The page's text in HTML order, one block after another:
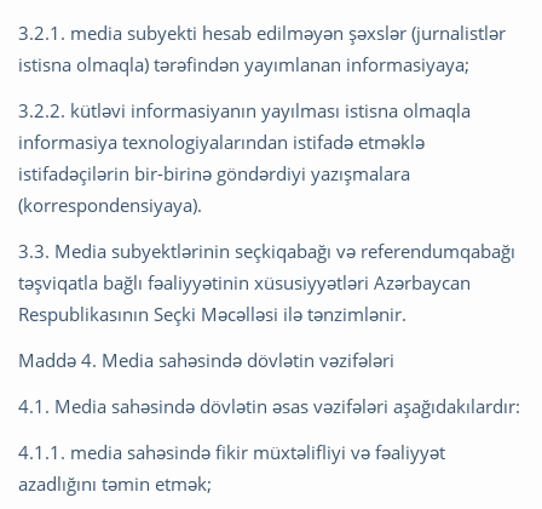
3.2.1. media subyekti hesab edilməyən şəxslər (jurnalistlər
istisna olmaqla) tərəfindən yayımlanan informasiyaya;
3.2.2. kütləvi informasiyanın yayılması istisna olmaqla
informasiya texnologiyalarından istifadə etməklə
istifadəçilərin bir-birinə göndərdiyi yazışmalara
(korrespondensiyaya).
3.3. Media subyektlərinin seçkiqabağı və referendumqabağı
təşviqatla bağlı fəaliyyətinin xüsusiyyətləri Azərbaycan
Respublikasının Seçki Məcəlləsi ilə tənzimlənir.
Maddə 4. Media sahəsində dövlətin vəzifələri
4.1. Media sahəsində dövlətin əsas vəzifələri aşağıdakılardır:
4.1.1. media sahəsində fikir müxtəlifliyi və fəaliyyət
azadlığını təmin etmək;